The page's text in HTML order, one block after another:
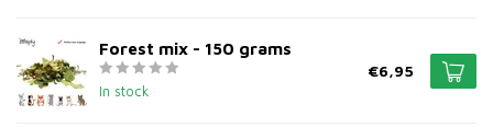
Forest mix - 150 grams
In stock
€6,95